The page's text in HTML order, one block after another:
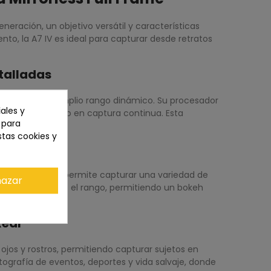
un objetivo versátil y características
la A7 IV es ideal para capturar desde retratos
vivos y amplio rango dinámico. Su procesador
el rendimiento en captura continua. Esta
lo que permite capturar una variedad de
en todo el rango, permitiendo un bokeh
en un solo kit.
y rostros, permitiendo capturar sujetos en
de eventos, deportes y vida salvaje, donde
y
cookies y